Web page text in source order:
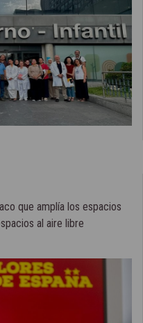
que amplía los espacios
al aire libre